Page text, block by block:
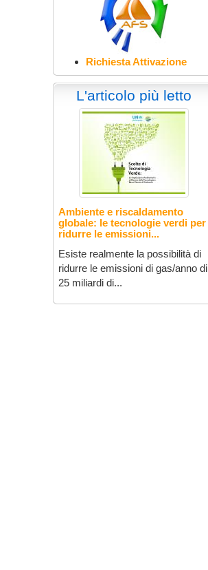
Richiesta Attivazione
L'articolo più letto
Ambiente e riscaldamento
globale: le tecnologie verdi per
ridurre le emissioni...
Esiste realmente la possibilità di
ridurre le emissioni di gas/anno di
25 miliardi di...